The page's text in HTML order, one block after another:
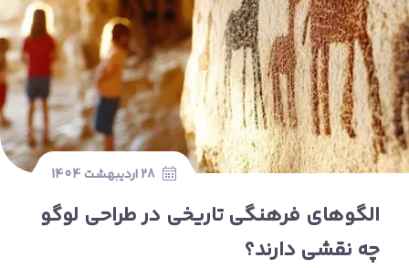
28 اردیبهشت 1404
الگوهای فرهنگی تاریخی در طراحی لوگو
چه نقشی دارند؟